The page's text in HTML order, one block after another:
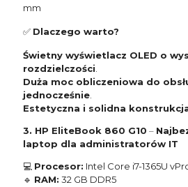
mm
✅ Dlaczego warto?
Świetny wyświetlacz OLED o
rozdzielczości
Duża moc obliczeniowa do
jednocześnie
Estetyczna i solidna
3. HP EliteBook 860 G10 –
laptop dla administratorów IT
💻 Procesor: Intel Core i7-1365U
🔹 RAM: 32 GB DDR5